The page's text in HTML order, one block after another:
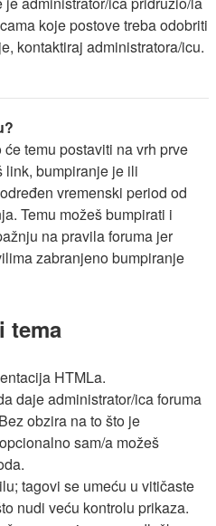
koje postove treba odobriti
kontaktiraj administratora/icu.
će temu postaviti na vrh prve
link, bumpiranje je ili
vremenski period od
Temu možeš bumpirati i
na pravila foruma jer
zabranjeno bumpiranje
tema
HTMLa.
daje administrator/ica foruma
obzira na to što je
sam/a možeš
tagovi se umeću u vitičaste
nudi veću kontrolu prikaza.